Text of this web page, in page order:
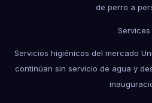
de perro a
Services
Servicios higiénicos del mercado
continúan sin servicio de agua y